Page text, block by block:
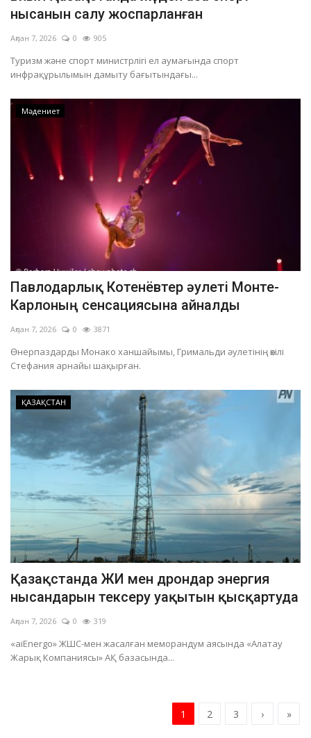
нысанын салу жоспарланған
Ақпан 7, 2026 0 905
Туризм және спорт министрлігі ел аумағында спорт
инфрақұрылымын дамыту бағытындағы...
Мәдениет
Павлодарлық Котенёвтер әулеті Монте-
Карлоның сенсациясына айналды
Ақпан 7, 2026 0 3871
Өнерпаздарды Монако ханшайымы, Гримальди әулетінің өкілі
Стефания арнайы шақырған.
ҚАЗАҚСТАН
Қазақстанда ЖИ мен дрондар энергия
нысандарын тексеру уақытын қысқартуда
Ақпан 7, 2026 0 319
«aiEnergo» ЖШС-мен жасалған меморандум аясында «Алатау
Жарық Компаниясы» АҚ базасында...
1 2 3 › »